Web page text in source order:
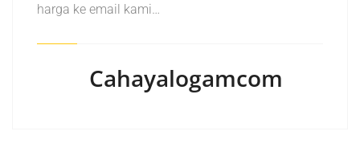
harga ke email kami…
Cahayalogamcom